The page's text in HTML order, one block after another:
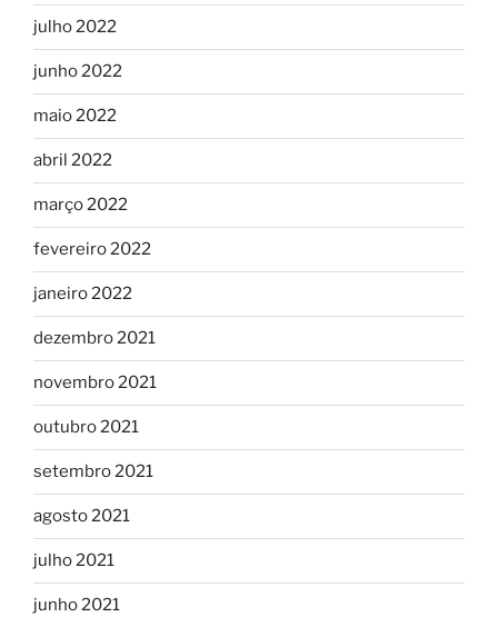
julho 2022
junho 2022
maio 2022
abril 2022
março 2022
fevereiro 2022
janeiro 2022
dezembro 2021
novembro 2021
outubro 2021
setembro 2021
agosto 2021
julho 2021
junho 2021